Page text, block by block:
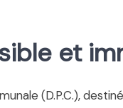
et
(D.P.C.),